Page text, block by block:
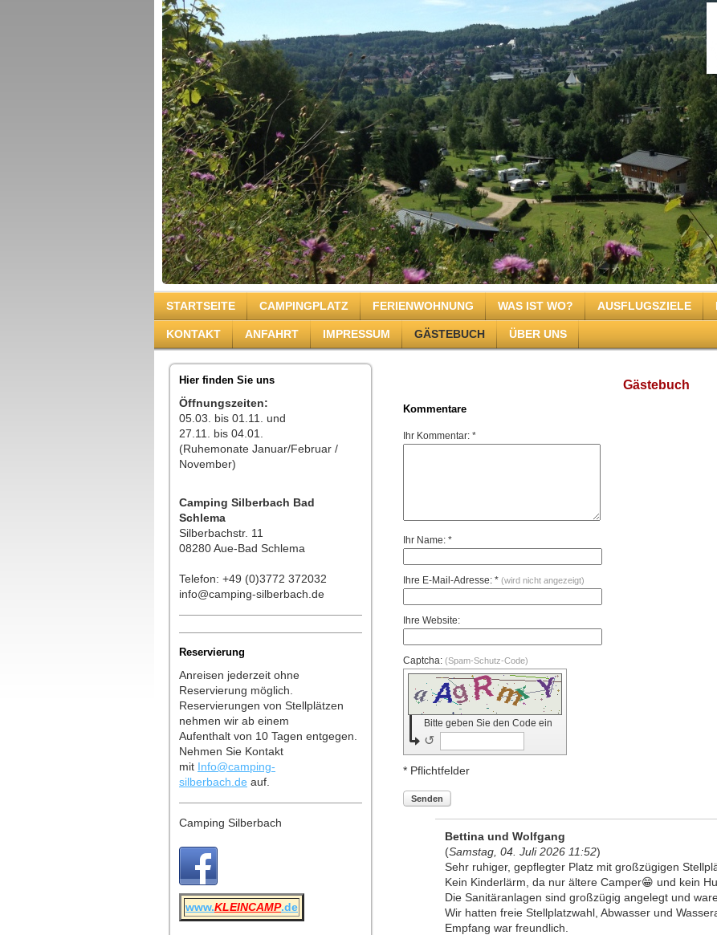
STARTSEITE CAMPINGPLATZ FERIENWOHNUNG WAS IST WO? AUSFLUGSZIELE
KONTAKT ANFAHRT IMPRESSUM GÄSTEBUCH ÜBER UNS
Hier finden Sie uns
Öffnungszeiten:
05.03. bis 01.11. und
27.11. bis 04.01.
(Ruhemonate Januar/Februar /
November)
Camping Silberbach Bad
Schlema
Silberbachstr. 11
08280 Aue-Bad Schlema
Telefon: +49 (0)3772 372032
info@camping-silberbach.de
Reservierung
Anreisen jederzeit ohne
Reservierung möglich.
Reservierungen von Stellplätzen
nehmen wir ab einem
Aufenthalt von 10 Tagen entgegen.
Nehmen Sie Kontakt
mit Info@camping-
silberbach.de auf.
Camping Silberbach
www.KLEINCAMP.de
Gästebuch
Kommentare
Ihr Kommentar: *
Ihr Name: *
Ihre E-Mail-Adresse: * (wird nicht angezeigt)
Ihre Website:
Captcha: (Spam-Schutz-Code)
Bitte geben Sie den Code ein
↺
* Pflichtfelder
Senden
Bettina und Wolfgang
(Samstag, 04. Juli 2026 11:52)
Sehr ruhiger, gepflegter Platz mit großzügigen
Kein Kinderlärm, da nur ältere Camper😁 und kein
Die Sanitäranlagen sind großzügig angelegt und
Wir hatten freie Stellplatzwahl, Abwasser und
Empfang war freundlich.